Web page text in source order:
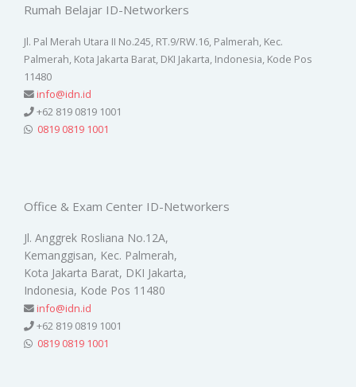
Rumah Belajar ID-Networkers
Jl. Pal Merah Utara II No.245, RT.9/RW.16, Palmerah, Kec.
Palmerah, Kota Jakarta Barat, DKI Jakarta, Indonesia, Kode Pos
11480
info@idn.id
+62 819 0819 1001
0819 0819 1001
Office & Exam Center ID-Networkers
Jl. Anggrek Rosliana No.12A,
Kemanggisan, Kec. Palmerah,
Kota Jakarta Barat, DKI Jakarta,
Indonesia, Kode Pos 11480
info@idn.id
+62 819 0819 1001
0819 0819 1001